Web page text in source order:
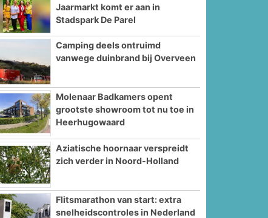
Jaarmarkt komt er aan in
Stadspark De Parel
Camping deels ontruimd
vanwege duinbrand bij Overveen
Molenaar Badkamers opent
grootste showroom tot nu toe in
Heerhugowaard
Aziatische hoornaar verspreidt
zich verder in Noord-Holland
Flitsmarathon van start: extra
snelheidscontroles in Nederland